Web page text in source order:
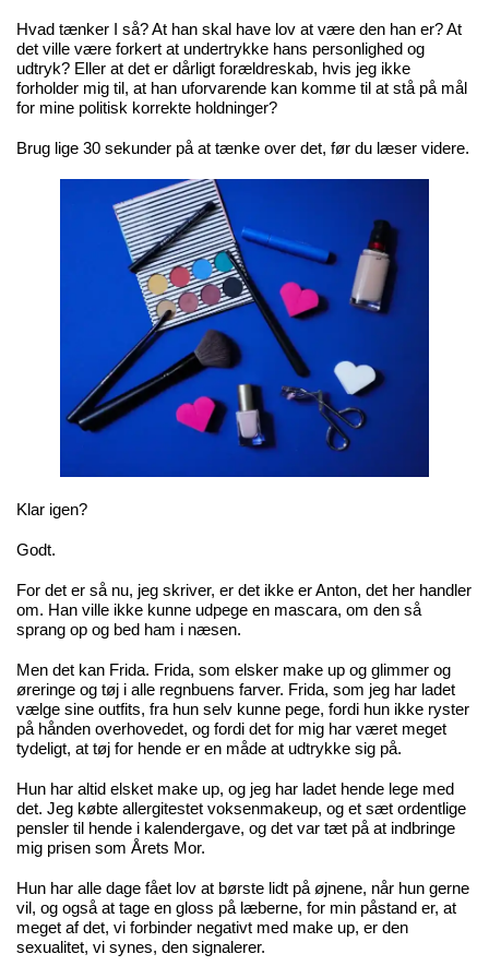
Hvad tænker I så? At han skal have lov at være den han er? At
det ville være forkert at undertrykke hans personlighed og
udtryk? Eller at det er dårligt forældreskab, hvis jeg ikke
forholder mig til, at han uforvarende kan komme til at stå på mål
for mine politisk korrekte holdninger?
Brug lige 30 sekunder på at tænke over det, før du læser videre.
Klar igen?
Godt.
For det er så nu, jeg skriver, er det ikke er Anton, det her handler
om. Han ville ikke kunne udpege en mascara, om den så
sprang op og bed ham i næsen.
Men det kan Frida. Frida, som elsker make up og glimmer og
øreringe og tøj i alle regnbuens farver. Frida, som jeg har ladet
vælge sine outfits, fra hun selv kunne pege, fordi hun ikke ryster
på hånden overhovedet, og fordi det for mig har været meget
tydeligt, at tøj for hende er en måde at udtrykke sig på.
Hun har altid elsket make up, og jeg har ladet hende lege med
det. Jeg købte allergitestet voksenmakeup, og et sæt ordentlige
pensler til hende i kalendergave, og det var tæt på at indbringe
mig prisen som Årets Mor.
Hun har alle dage fået lov at børste lidt på øjnene, når hun gerne
vil, og også at tage en gloss på læberne, for min påstand er, at
meget af det, vi forbinder negativt med make up, er den
sexualitet, vi synes, den signalerer.